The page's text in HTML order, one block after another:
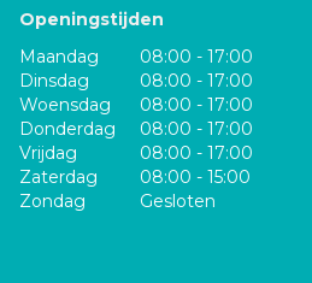
Openingstijden
Maandag
08:00 - 17:00
Dinsdag
08:00 - 17:00
Woensdag
08:00 - 17:00
Donderdag
08:00 - 17:00
Vrijdag
08:00 - 17:00
Zaterdag
08:00 - 15:00
Zondag
Gesloten